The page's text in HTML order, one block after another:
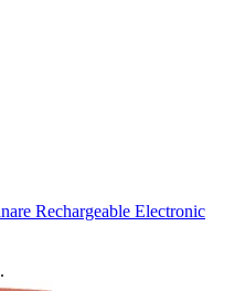
Rechargeable Electronic
.